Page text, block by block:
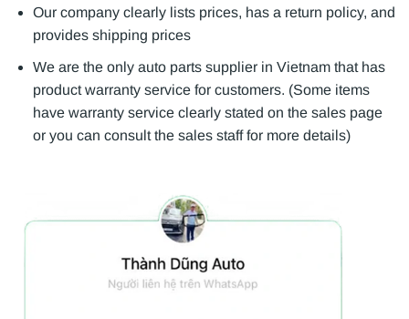
Our company clearly lists prices, has a return policy, and
provides shipping prices
We are the only auto parts supplier in Vietnam that has
product warranty service for customers. (Some items
have warranty service clearly stated on the sales page
or you can consult the sales staff for more details)